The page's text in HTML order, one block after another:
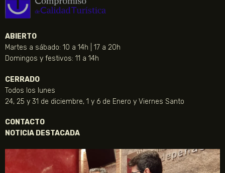
ABIERTO
Martes a sábado: 10 a 14h | 17 a 20h
Domingos y festivos: 11 a 14h
CERRADO
Todos los lunes
24, 25 y 31 de diciembre, 1 y 6 de Enero y Viernes Santo
CONTACTO
NOTICIA DESTACADA